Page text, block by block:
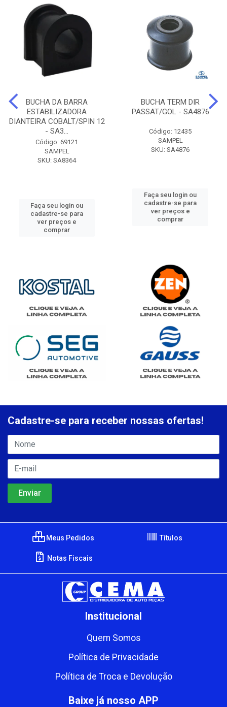
BUCHA DA BARRA
ESTABILIZADORA
DIANTEIRA COBALT/SPIN 12
- SA3...
Código: 69121
SAMPEL
SKU: SA8364
Faça seu login ou
cadastre-se para
ver preços e
comprar
BUCHA TERM DIR
PASSAT/GOL - SA4876
Código: 12435
SAMPEL
SKU: SA4876
Faça seu login ou
cadastre-se para
ver preços e
comprar
Cadastre-se para receber nossas ofertas!
Meus Pedidos Títulos
Notas Fiscais
Institucional
Quem Somos
Política de Privacidade
Política de Troca e Devolução
Baixe já nosso APP